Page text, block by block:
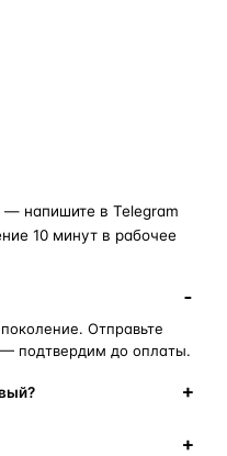
— напишите в Telegram
10 минут в рабочее
Отправьте
подтвердим до оплаты.